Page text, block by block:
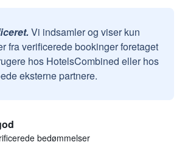
Vi indsamler og viser kun
fra verificerede bookinger foretaget
hos HotelsCombined eller hos
eksterne partnere.
bedømmelser